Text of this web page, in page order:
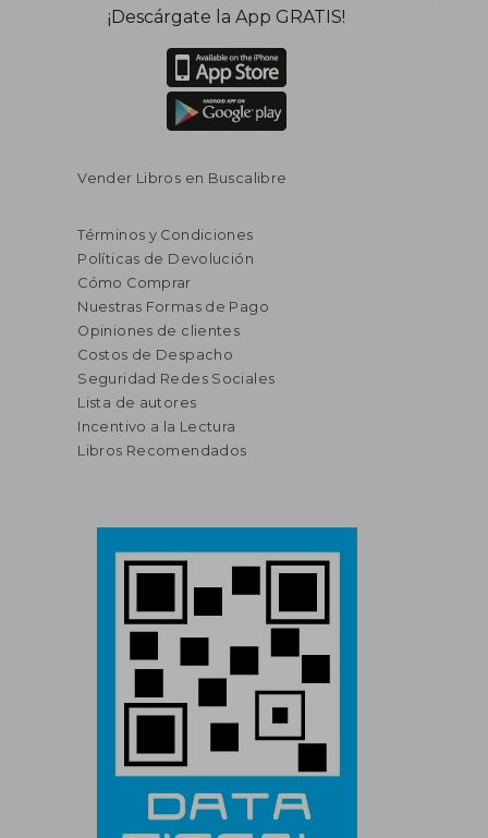
¡Descárgate la App GRATIS!
Vender Libros en Buscalibre
Términos y Condiciones
Políticas de Devolución
Cómo Comprar
Nuestras Formas de Pago
Opiniones de clientes
Costos de Despacho
Seguridad Redes Sociales
Lista de autores
Incentivo a la Lectura
Libros Recomendados